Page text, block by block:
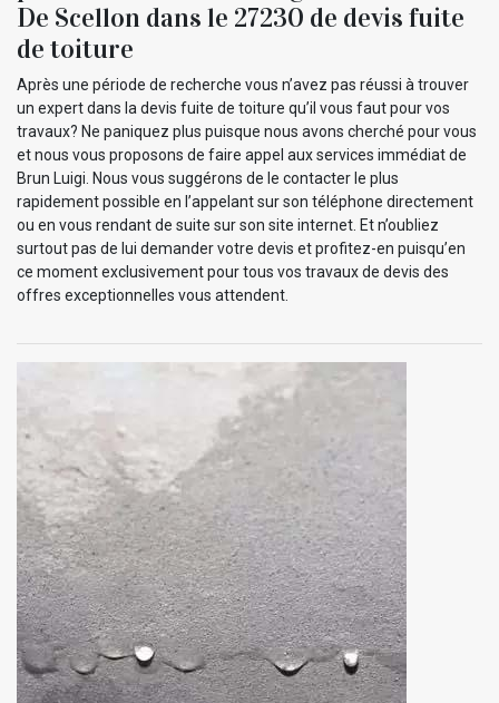
De Scellon dans le 27230 de devis fuite
de toiture
Après une période de recherche vous n’avez pas réussi à trouver
un expert dans la devis fuite de toiture qu’il vous faut pour vos
travaux? Ne paniquez plus puisque nous avons cherché pour vous
et nous vous proposons de faire appel aux services immédiat de
Brun Luigi. Nous vous suggérons de le contacter le plus
rapidement possible en l’appelant sur son téléphone directement
ou en vous rendant de suite sur son site internet. Et n’oubliez
surtout pas de lui demander votre devis et profitez-en puisqu’en
ce moment exclusivement pour tous vos travaux de devis des
offres exceptionnelles vous attendent.